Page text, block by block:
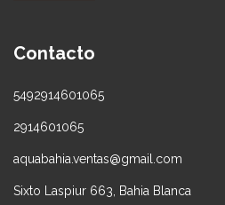
Contacto
5492914601065
2914601065
aquabahia.ventas@gmail.com
Sixto Laspiur 663, Bahia Blanca